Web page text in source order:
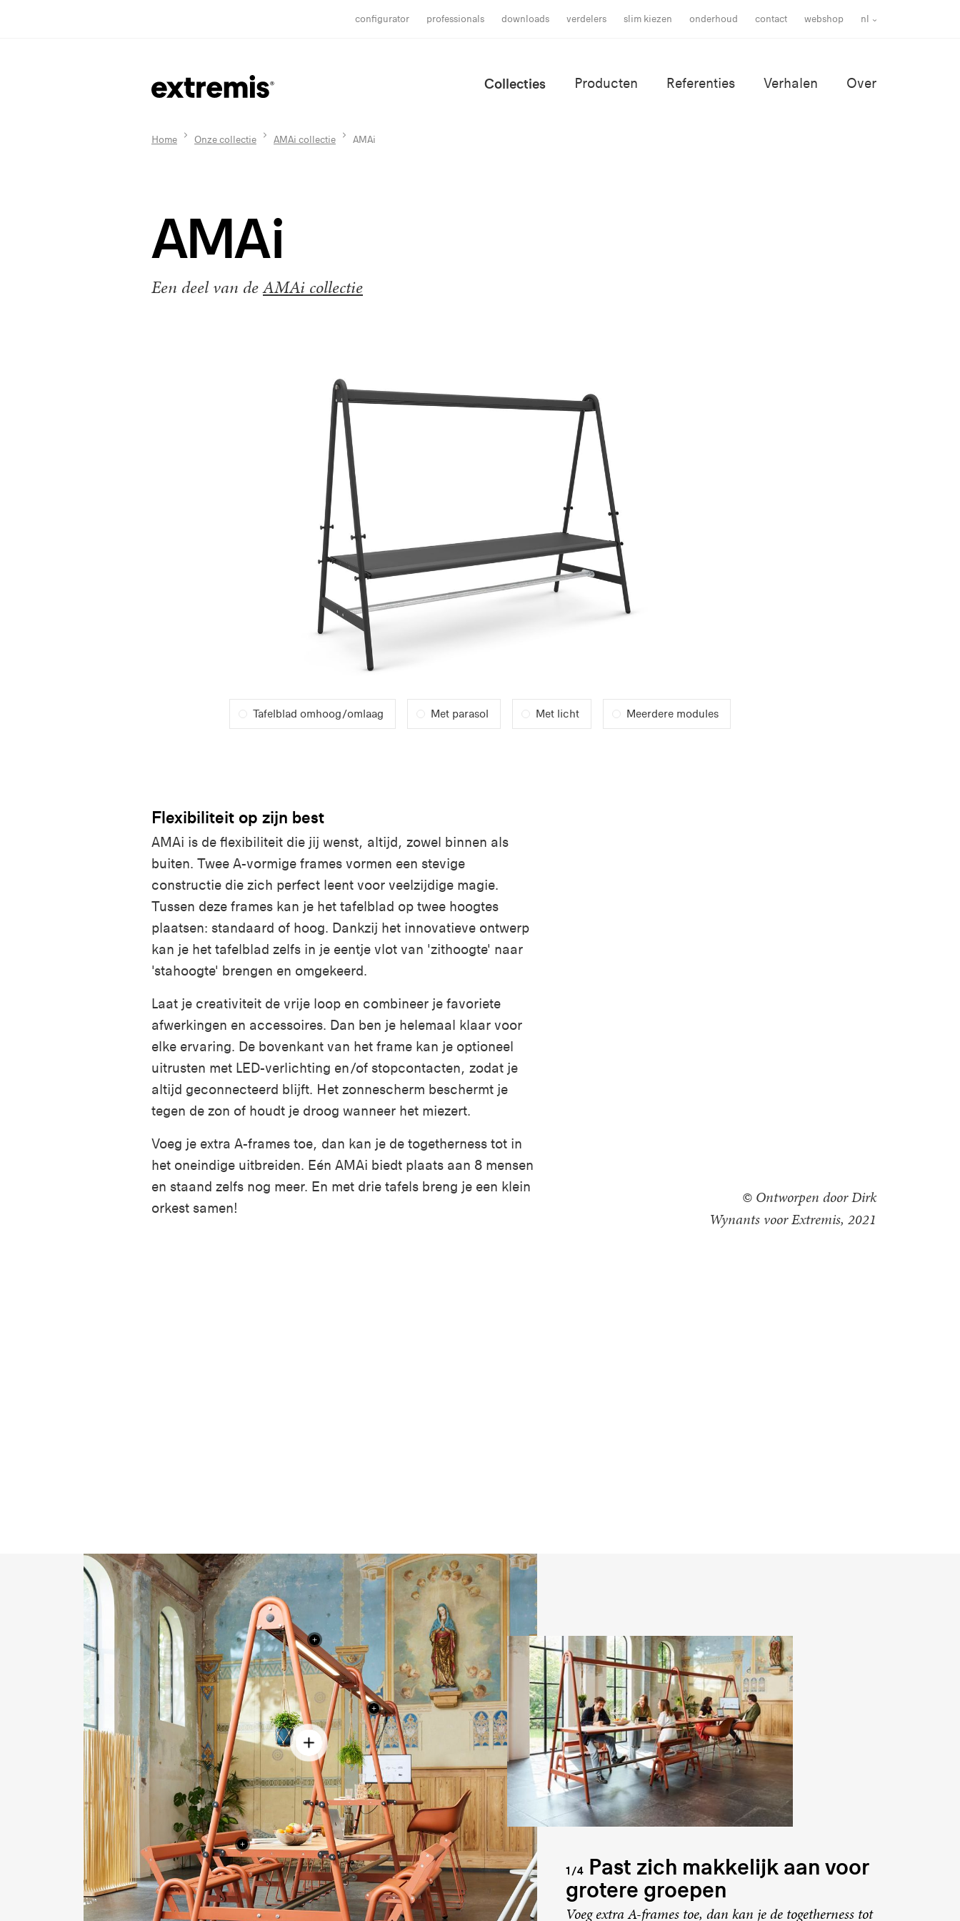
configurator professionals downloads verdelers slim kiezen onderhoud contact webshop nl
Collecties Producten Referenties Verhalen Over
Home Onze collectie AMAi collectie AMAi
AMAi
Een deel van deAMAi collectie
Tafelblad omhoog/omlaag Met parasol Met licht Meerdere modules
Flexibiliteit op zijn best
AMAi is de flexibiliteit die jij wenst, altijd, zowel binnen als
buiten. Twee A-vormige frames vormen een stevige
constructie die zich perfect leent voor veelzijdige magie.
Tussen deze frames kan je het tafelblad op twee hoogtes
plaatsen: standaard of hoog. Dankzij het innovatieve ontwerp
kan je het tafelblad zelfs in je eentje vlot van 'zithoogte' naar
'stahoogte' brengen en omgekeerd.
Laat je creativiteit de vrije loop en combineer je favoriete
afwerkingen en accessoires. Dan ben je helemaal klaar voor
elke ervaring. De bovenkant van het frame kan je optioneel
uitrusten met LED-verlichting en/of stopcontacten, zodat je
altijd geconnecteerd blijft. Het zonnescherm beschermt je
tegen de zon of houdt je droog wanneer het miezert.
Voeg je extra A-frames toe, dan kan je de togetherness tot in
het oneindige uitbreiden. Eén AMAi biedt plaats aan 8 mensen
en staand zelfs nog meer. En met drie tafels breng je een klein
orkest samen!
© Ontworpen door Dirk
Wynants voor Extremis, 2021
1/4 Past zich makkelijk aan voor
grotere groepen
Voeg extra A-frames toe, dan kan je de togetherness tot